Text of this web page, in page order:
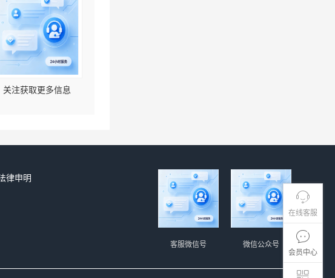
在线客服
会员中心
关注获取更多信息
律申明
微信公众号
客服微信号